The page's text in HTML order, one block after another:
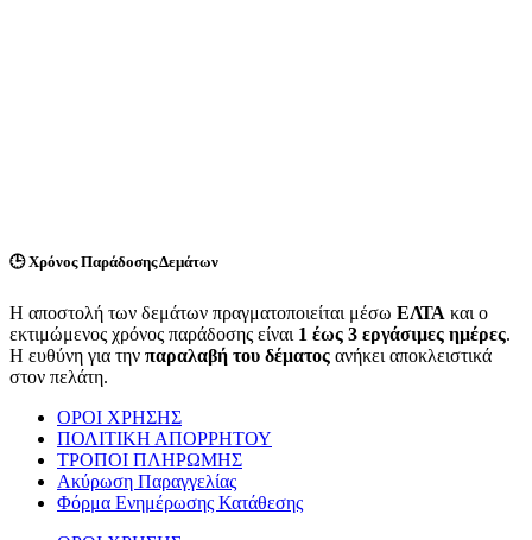
🕒Χρόνος Παράδοσης Δεμάτων
Η αποστολή των δεμάτων πραγματοποιείται μέσω ΕΛΤΑ και ο
εκτιμώμενος χρόνος παράδοσης είναι 1 έως 3 εργάσιμες ημέρες.
Η ευθύνη για την παραλαβή του δέματος ανήκει αποκλειστικά
στον πελάτη.
ΟΡΟΙ ΧΡΗΣΗΣ
ΠΟΛΙΤΙΚΗ ΑΠΟΡΡΗΤΟΥ
ΤΡΟΠΟΙ ΠΛΗΡΩΜΗΣ
Ακύρωση Παραγγελίας
Φόρμα Ενημέρωσης Κατάθεσης